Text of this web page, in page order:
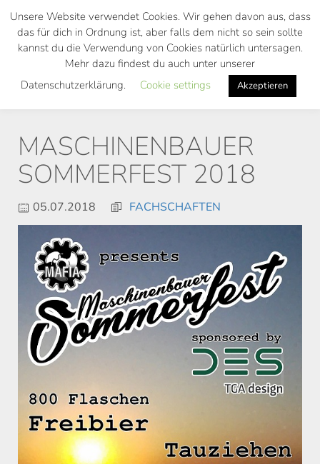
Skip
main
MASCHINENBAUER
SOMMERFEST 2018
05.07.2018 FACHSCHAFTEN
Unsere Website verwendet Cookies. Wir gehen davon aus, dass
das für dich in Ordnung ist, aber falls dem nicht so sein sollte
kannst du die Verwendung von Cookies natürlich untersagen.
Mehr dazu findest du auch unter unserer
Datenschutzerklärung.
Cookie settings Akzeptieren